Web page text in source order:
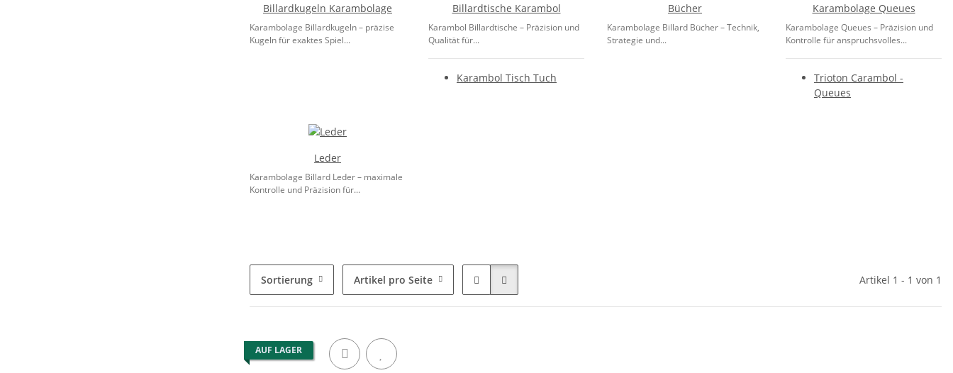
Billardkugeln Karambolage
Karambolage Billardkugeln – präzise
Kugeln für exaktes Spiel...
Billardtische Karambol
Karambol Billardtische – Präzision und
Qualität für...
Karambol Tisch Tuch
Bücher
Karambolage Billard Bücher – Technik,
Strategie und...
Karambolage Queues
Karambolage Queues – Präzision und
Kontrolle für anspruchsvolles...
Trioton Carambol -
Queues
Leder
Karambolage Billard Leder – maximale
Kontrolle und Präzision für...
Sortierung Artikel pro Seite Artikel 1 - 1 von 1
AUF LAGER